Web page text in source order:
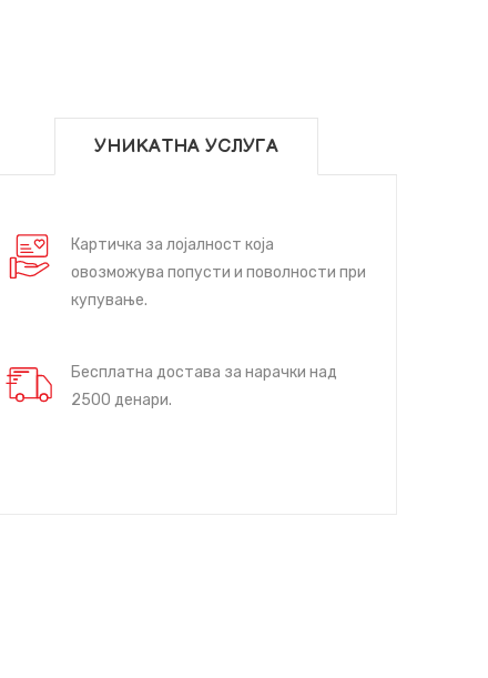
УНИКАТНА УСЛУГА
Картичка за лојалност која
овозможува попусти и поволности при
купување.
Бесплатна достава за нарачки над
2500 денари.